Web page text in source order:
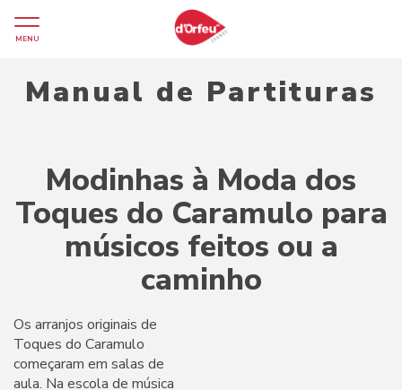
MENU
Manual de Partituras
Modinhas à Moda dos
Toques do Caramulo para
músicos feitos ou a
caminho
Os arranjos originais de
Toques do Caramulo
começaram em salas de
aula. Na escola de música